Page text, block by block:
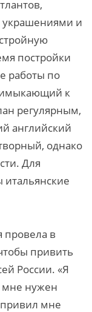
и
постройки
работы по
к
регулярным,
английский
однако
Для
провела в
привить
России. «Я
мне нужен
привил мне